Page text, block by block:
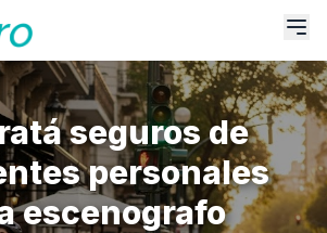
seguros de
personales
escenografo